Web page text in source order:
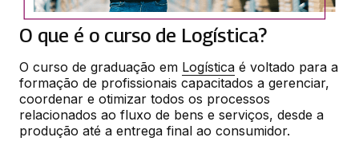
O que é o curso de Logística?
O curso de graduação em Logística é voltado para a
formação de profissionais capacitados a gerenciar,
coordenar e otimizar todos os processos
relacionados ao fluxo de bens e serviços, desde a
produção até a entrega final ao consumidor.